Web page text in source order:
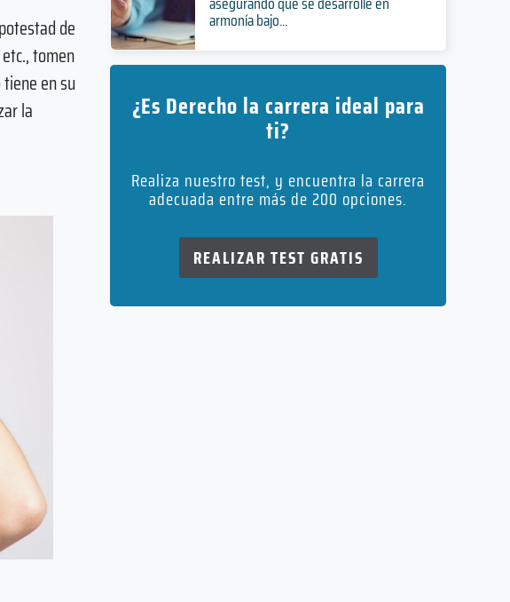
de
tomen
en su
la
armonía bajo...
¿Es Derecho la carrera ideal para
ti?
Realiza nuestro test, y encuentra la carrera
adecuada entre más de 200 opciones.
REALIZAR TEST GRATIS